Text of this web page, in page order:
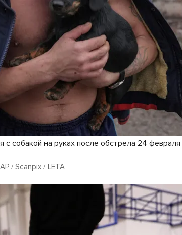
собакой на руках после обстрела 24 февраля
/ Scanpix / LETA